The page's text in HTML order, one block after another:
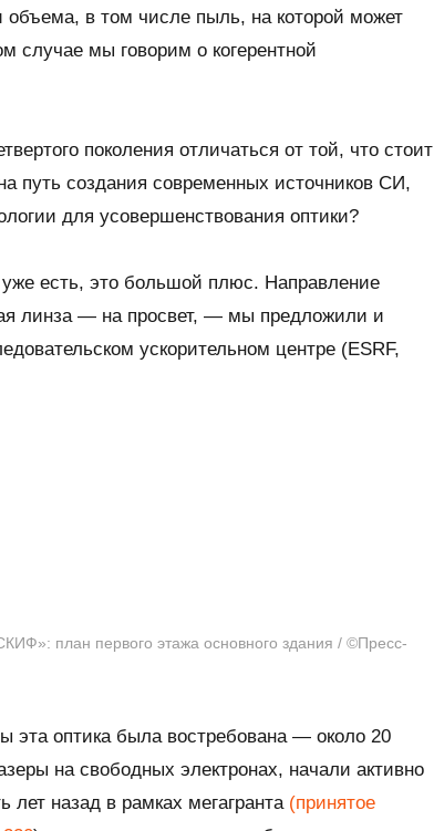
в том числе пыль, на которой может
случае мы говорим о когерентной
поколения отличаться от той, что стоит
путь создания современных источников СИ,
для усовершенствования оптики?
есть, это большой плюс. Направление
линза — на просвет, — мы предложили и
ускорительном центре (ESRF,
план первого этажа основного здания / ©Пресс-
эта оптика была востребована — около 20
на свободных электронах, начали активно
назад в рамках мегагранта (принятое